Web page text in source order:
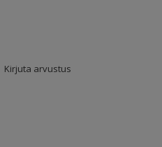
Kirjuta arvustus